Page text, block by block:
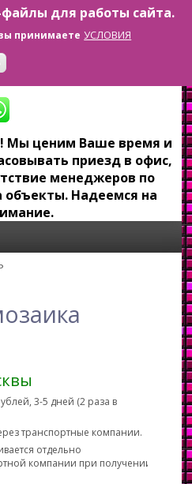
для работы сайта.
принимаете УСЛОВИЯ
+7 923 179-6-279
Мы ценим Ваше время и
приезд в офис,
менеджеров по
объекты. Надеемся на
3-5 дней (2 раза в
транспортные компании.
отдельно
компании при получении